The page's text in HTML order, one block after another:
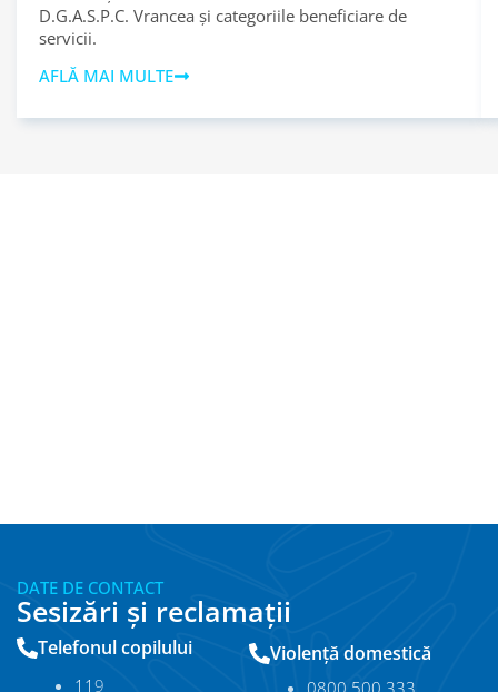
D.G.A.S.P.C. Vrancea și categoriile beneficiare de
servicii.
AFLĂ MAI MULTE
DATE DE CONTACT
Sesizări și reclamații
Telefonul copilului
11 9
Violență domestică